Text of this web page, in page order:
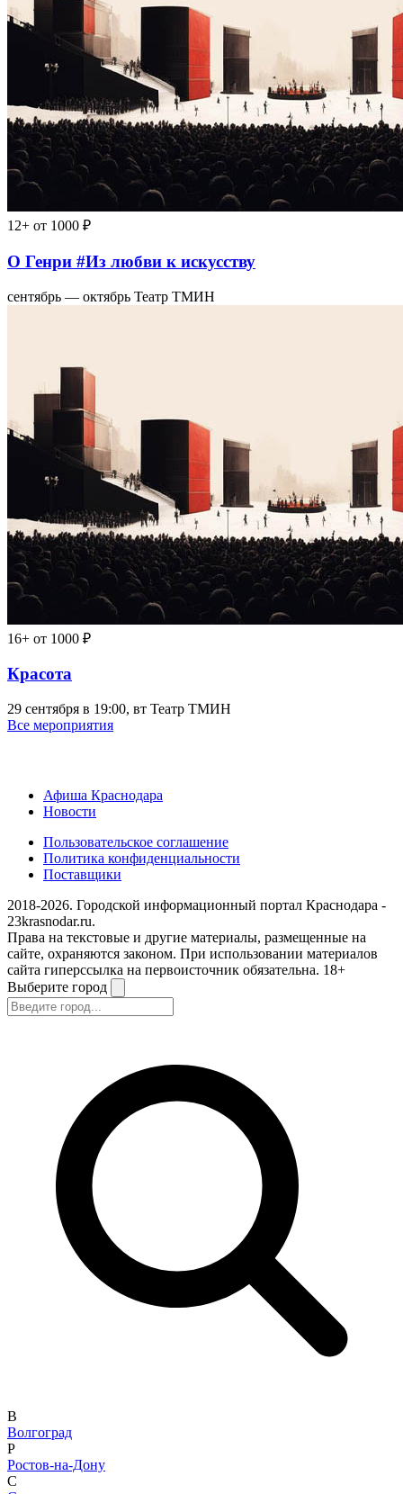
12+ от 1000 ₽
О Генри #Из любви к искусству
сентябрь — октябрь Театр ТМИН
16+ от 1000 ₽
Красота
29 сентября в 19:00, вт Театр ТМИН
Все мероприятия
Афиша Краснодара
Новости
Пользовательское соглашение
Политика конфиденциальности
Поставщики
2018-2026. Городской информационный портал Краснодара -
23krasnodar.ru.
Права на текстовые и другие материалы, размещенные на
сайте, охраняются законом. При использовании материалов
сайта гиперссылка на первоисточник обязательна. 18+
Выберите город
В
Волгоград
Р
Ростов-на-Дону
С